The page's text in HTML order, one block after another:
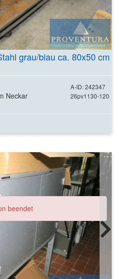
grau/blau ca. 80x50 cm
A-ID: 242347
26pv1130-120
Neckar
beendet